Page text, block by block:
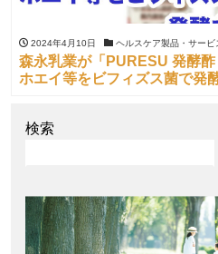
2024年4月10日 ヘルスケア製品・サービ
森永乳業が「PURESU 発酵
ホエイ等をビフィズス菌で発
検索